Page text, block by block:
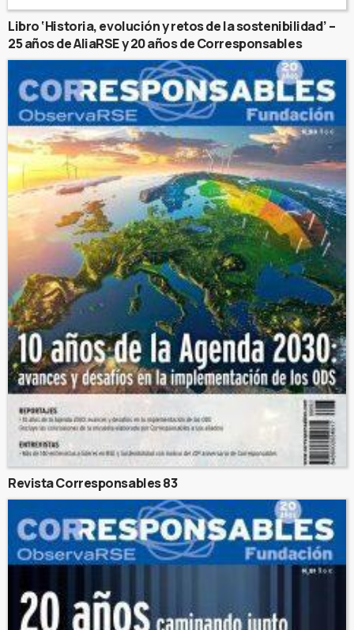
Libro ‘Historia, evolución y retos de la sostenibilidad’ –
25 años de AliaRSE y 20 años de Corresponsables
Revista Corresponsables 83